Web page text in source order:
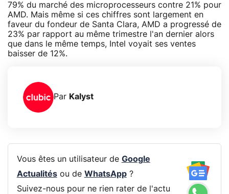
79% du marché des microprocesseurs contre 21% pour
AMD. Mais même si ces chiffres sont largement en
faveur du fondeur de Santa Clara, AMD a progressé de
23% par rapport au même trimestre l'an dernier alors
que dans le même temps, Intel voyait ses ventes
baisser de 12%.
Par Kalyst
Vous êtes un utilisateur de Google
Actualitésou de WhatsApp?
Suivez-nous pour ne rien rater de l'actu